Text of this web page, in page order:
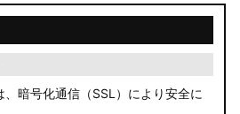
暗号化通信（SSL）により安全に